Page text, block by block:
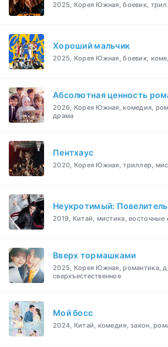
2025, Корея Южная, боевик,
Хороший мальчик
2025, Корея Южная, боевик,
Абсолютная ценность
2026, Корея Южная, комедия,
драма
Пентхаус
2020, Корея Южная, триллер,
Неукротимый:
2019, Китай, мистика, восточные
Вверх тормашками
2025, Корея Южная, романтика,
сверхъестественное
Мой босс
2024, Китай, комедия, закон,